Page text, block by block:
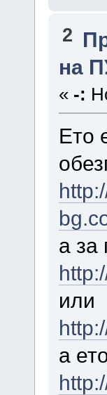
2
на
« -:
Ето
а за
или
а